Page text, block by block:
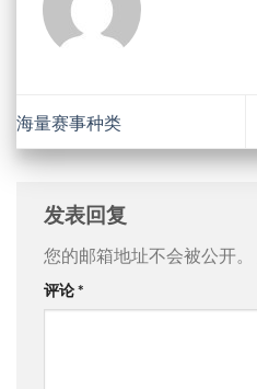
海量赛事种类
发表回复
您的邮箱地址不会被公开。
评论*